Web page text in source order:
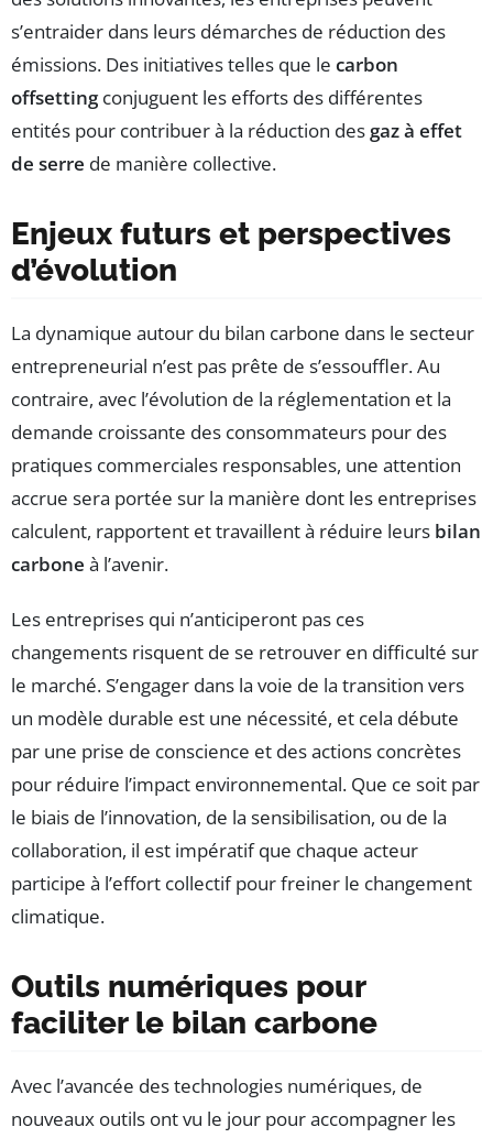
s’entraider dans leurs démarches de réduction des
émissions. Des initiatives telles que le carbon
offsettingconjuguent les efforts des différentes
entités pour contribuer à la réduction des gaz à effet
de serre de manière collective.
Enjeux futurs et perspectives
d’évolution
La dynamique autour du bilan carbone dans le secteur
entrepreneurial n’est pas prête de s’essouffler. Au
contraire, avec l’évolution de la réglementation et la
demande croissante des consommateurs pour des
pratiques commerciales responsables, une attention
accrue sera portée sur la manière dont les entreprises
calculent, rapportent et travaillent à réduire leurs bilan
carbone à l’avenir.
Les entreprises qui n’anticiperont pas ces
changements risquent de se retrouver en difficulté sur
le marché. S’engager dans la voie de la transition vers
un modèle durable est une nécessité, et cela débute
par une prise de conscience et des actions concrètes
pour réduire l’impact environnemental. Que ce soit par
le biais de l’innovation, de la sensibilisation, ou de la
collaboration, il est impératif que chaque acteur
participe à l’effort collectif pour freiner le changement
climatique.
Outils numériques pour
faciliter le bilan carbone
Avec l’avancée des technologies numériques, de
nouveaux outils ont vu le jour pour accompagner les